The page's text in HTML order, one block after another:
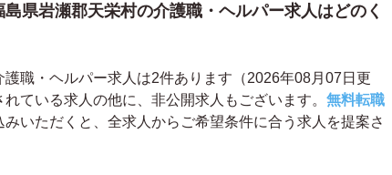
県岩瀬郡天栄村の介護職・ヘルパー求人はどのく
職・ヘルパー求人は2件あります（2026年08月07日更
ている求人の他に、非公開求人もございます。 無料転職
みいただくと、全求人からご希望条件に合う求人を提案さ